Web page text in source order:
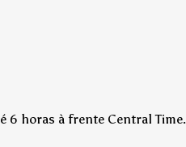
6 horas à frente Central Time.